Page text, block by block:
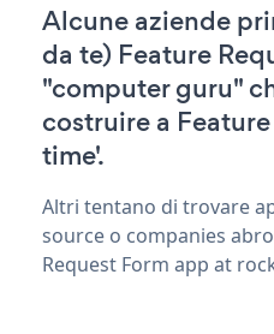
Alcune aziende
da te) Feature
"computer guru"
costruire a
time'.
Altri tentano di trovare
source o companies
Request Form app at